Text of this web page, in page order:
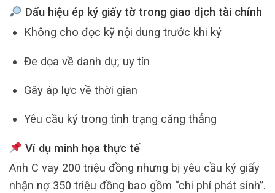
Dấu hiệu ép ký giấy tờ trong giao dịch tài chính
Không cho đọc kỹ nội dung trước khi ký
Đe dọa về danh dự, uy tín
Gây áp lực về thời gian
Yêu cầu ký trong tình trạng căng thẳng
Ví dụ minh họa thực tế
Anh C vay 200 triệu đồng nhưng bị yêu cầu ký giấy
nhận nợ 350 triệu đồng bao gồm “chi phí phát sinh”.